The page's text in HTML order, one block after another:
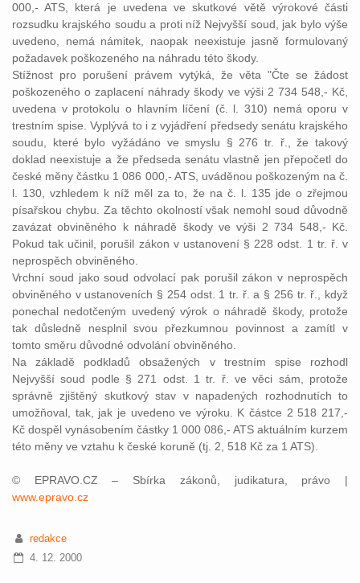
000,- ATS, která je uvedena ve skutkové větě výrokové části
rozsudku krajského soudu a proti níž Nejvyšší soud, jak bylo výše
uvedeno, nemá námitek, naopak neexistuje jasně formulovaný
požadavek poškozeného na náhradu této škody.
Stížnost pro porušení právem vytýká, že věta "Čte se žádost
poškozeného o zaplacení náhrady škody ve výši 2 734 548,- Kč,
uvedena v protokolu o hlavním líčení (č. l. 310) nemá oporu v
trestním spise. Vyplývá to i z vyjádření předsedy senátu krajského
soudu, které bylo vyžádáno ve smyslu § 276 tr. ř., že takový
doklad neexistuje a že předseda senátu vlastně jen přepočetl do
české měny částku 1 086 000,- ATS, uváděnou poškozeným na č.
l. 130, vzhledem k níž měl za to, že na č. l. 135 jde o zřejmou
písařskou chybu. Za těchto okolností však nemohl soud důvodně
zavázat obviněného k náhradě škody ve výši 2 734 548,- Kč.
Pokud tak učinil, porušil zákon v ustanovení § 228 odst. 1 tr. ř. v
neprospěch obviněného.
Vrchní soud jako soud odvolací pak porušil zákon v neprospěch
obviněného v ustanoveních § 254 odst. 1 tr. ř. a § 256 tr. ř., když
ponechal nedotčeným uvedený výrok o náhradě škody, protože
tak důsledně nesplnil svou přezkumnou povinnost a zamítl v
tomto směru důvodné odvolání obviněného.
Na základě podkladů obsažených v trestním spise rozhodl
Nejvyšší soud podle § 271 odst. 1 tr. ř. ve věci sám, protože
správně zjištěný skutkový stav v napadených rozhodnutích to
umožňoval, tak, jak je uvedeno ve výroku. K částce 2 518 217,-
Kč dospěl vynásobením částky 1 000 086,- ATS aktuálním kurzem
této měny ve vztahu k české koruně (tj. 2, 518 Kč za 1 ATS).
© EPRAVO.CZ – Sbírka zákonů, judikatura, právo |
www.epravo.cz
redakce
4. 12. 2000